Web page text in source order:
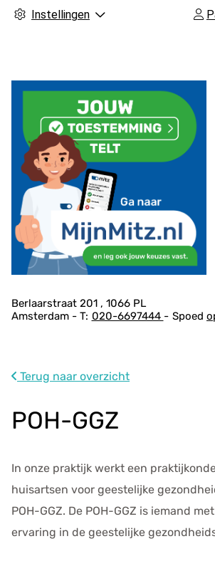
Instellingen
A
d
s
e
g
v
e
s
Berlaarstraat 201
1066 PL
Amsterdam
020-6697444 Spoed
Terug naar overzicht
POH-GGZ
In onze praktijk werkt een
huisartsen voor geestelijke
POH-GGZ. De POH-GGZ is iemand
ervaring in de geestelijke